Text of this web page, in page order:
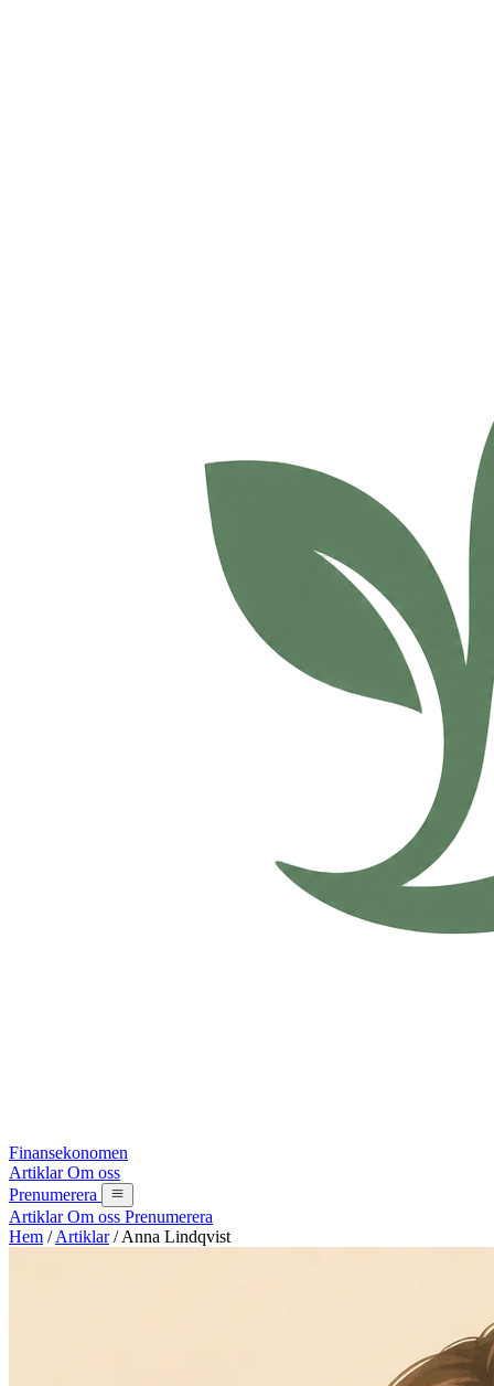
Finansekonomen
ArtiklarOm oss
Prenumerera
ArtiklarOm oss Prenumerera
Hem / Artiklar / Anna Lindqvist